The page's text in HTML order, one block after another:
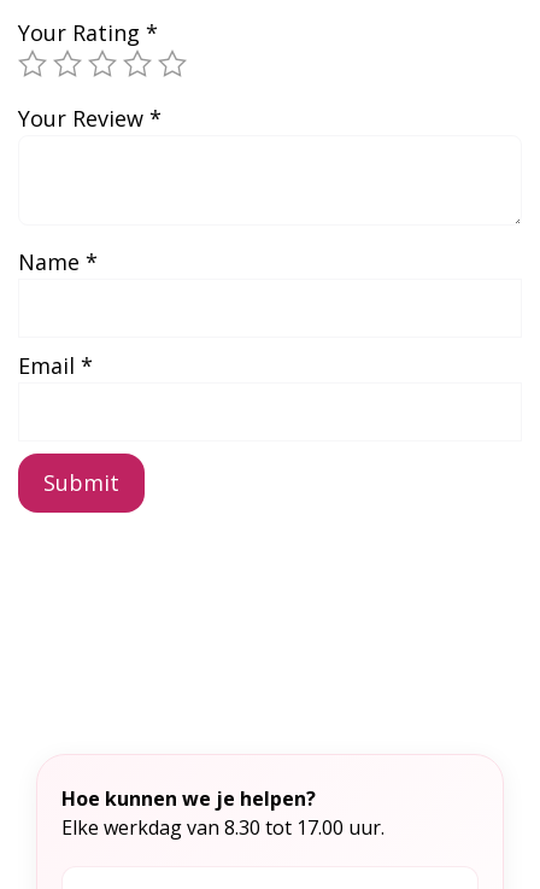
Your Rating *
Your Review *
Name *
Email *
Hoe kunnen we je helpen?
Elke werkdag van 8.30 tot 17.00 uur.